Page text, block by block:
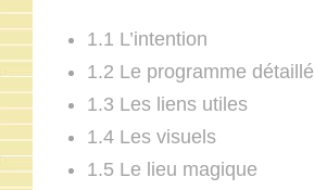
1.1 L’intention
1.2 Le programme détaillé
1.3 Les liens utiles
1.4 Les visuels
1.5 Le lieu magique